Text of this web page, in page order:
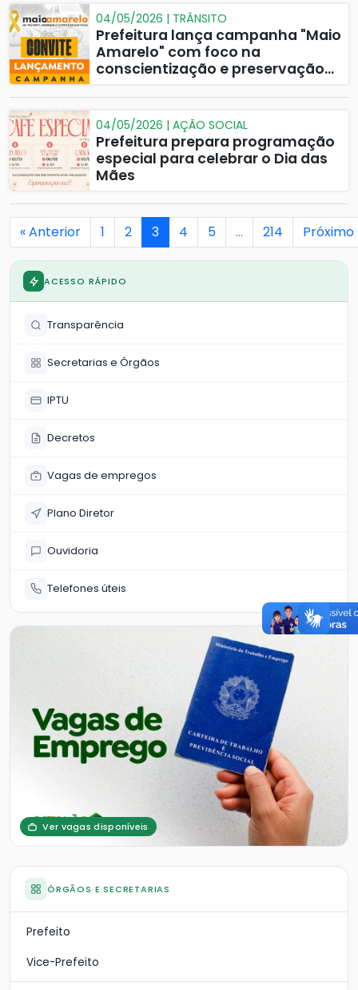
04/05/2026 | TRÂNSITO
Prefeitura lança campanha "Maio
Amarelo" com foco na
conscientização e preservação
04/05/2026 | AÇÃO SOCIAL
Prefeitura prepara programação
especial para celebrar o Dia das
Mães
« Anterior 1 2 3 4 5 … 214 Próximo
ACESSO RÁPIDO
Transparência
Secretarias e Órgãos
IPTU
Decretos
Vagas de empregos
Plano Diretor
Ouvidoria
Telefones úteis
Ver vagas disponíveis
ÓRGÃOS E SECRETARIAS
Prefeito
Vice-Prefeito